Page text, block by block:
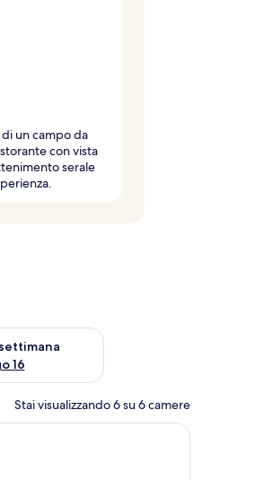
un campo da
con vista
serale
16
il prossimo fine settimana, ago 14
Stai visualizzando 6 su 6 camere
un comodino con una lampada e una
Una cucina moderna con mobili bianchi,